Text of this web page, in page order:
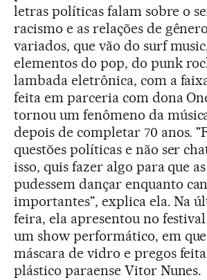
letras políticas falam sobre o
racismo e as relações de
variados, que vão do surf
elementos do pop, do punk
lambada eletrônica, com a
feita em parceria com dona
tornou um fenômeno da
depois de completar 70 anos.
questões políticas e não ser
isso, quis fazer algo para que as
pudessem dançar enquanto
importantes", explica ela. Na
feira, ela apresentou no festival
um show performático, em
máscara de vidro e pregos
plástico paraense Vitor Nunes.